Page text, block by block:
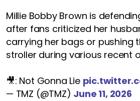
Millie Bobby Brown is
after fans criticized her
carrying her bags or pushing
stroller during various recent
🎥: Not Gonna Lie
— TMZ (@TMZ) June 11, 2026